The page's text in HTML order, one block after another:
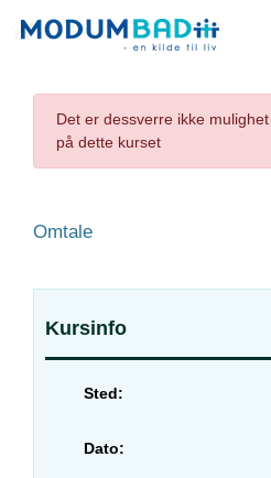
Det er dessverre ikke
på dette kurset
Omtale
Kursinfo
Sted:
Dato: